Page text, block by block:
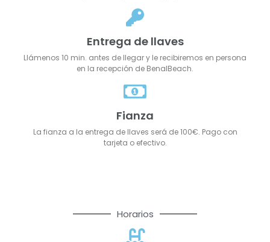
Entrega de llaves
Llámenos 10 min. antes de llegar y le recibiremos en persona
en la recepción de BenalBeach.
Fianza
La fianza a la entrega de llaves será de 100€. Pago con
tarjeta o efectivo.
Horarios